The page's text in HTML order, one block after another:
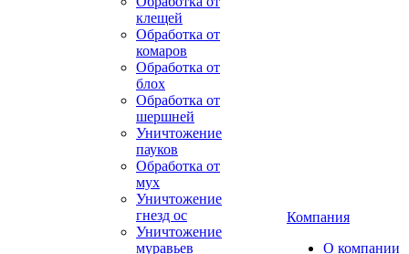
клещей
Обработка от
комаров
Обработка от
блох
Обработка от
шершней
Уничтожение
пауков
Обработка от
мух
Уничтожение
гнезд ос
Уничтожение
муравьев
Компания
О компании